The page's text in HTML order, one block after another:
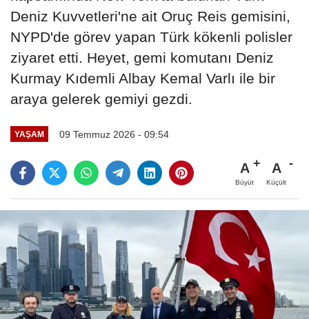
Deniz Kuvvetleri'ne ait Oruç Reis gemisini,
NYPD'de görev yapan Türk kökenli polisler
ziyaret etti. Heyet, gemi komutanı Deniz
Kurmay Kıdemli Albay Kemal Varlı ile bir
araya gelerek gemiyi gezdi.
YAŞAM 09 Temmuz 2026 - 09:54
A
Büyüt
A
Küçült